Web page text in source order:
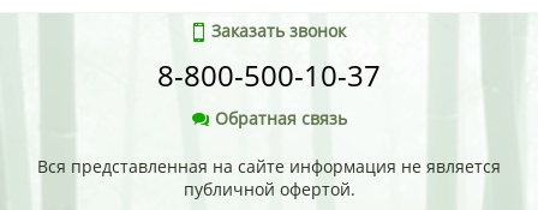
Заказать звонок
8-800-500-10-37
Обратная связь
Вся представленная на сайте информация не является
публичной офертой.